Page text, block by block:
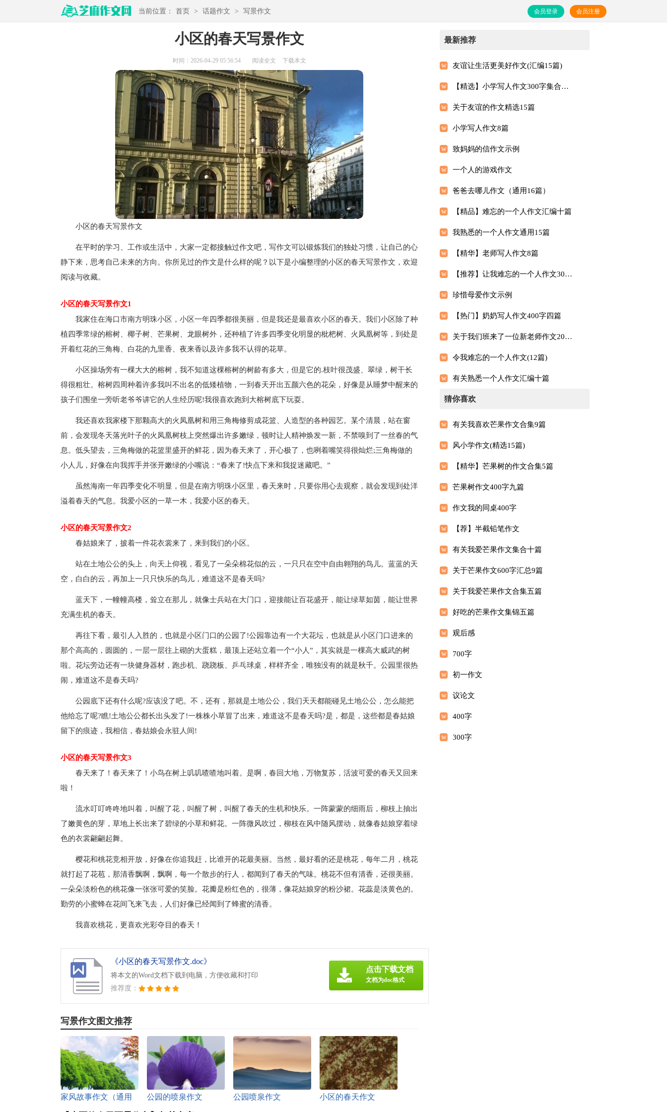
当前位置： 首页 > 话题作文 > 写景作文 会员登录 会员注册
小区的春天写景作文
时间：2026-04-29 05:56:54 阅读全文 下载本文
小区的春天写景作文
在平时的学习、工作或生活中，大家一定都接触过作文吧，写作文可以锻炼我们的独处习惯，让自己的心
静下来，思考自己未来的方向。你所见过的作文是什么样的呢？以下是小编整理的小区的春天写景作文，欢迎
阅读与收藏。
小区的春天写景作文1
我家住在海口市南方明珠小区，小区一年四季都很美丽，但是我还是最喜欢小区的春天。我们小区除了种
植四季常绿的榕树、椰子树、芒果树、龙眼树外，还种植了许多四季变化明显的枇杷树、火凤凰树等，到处是
开着红花的三角梅、白花的九里香、夜来香以及许多我不认得的花草。
小区操场旁有一棵大大的榕树，我不知道这棵榕树的树龄有多大，但是它的.枝叶很茂盛、翠绿，树干长
得很粗壮。榕树四周种着许多我叫不出名的低矮植物，一到春天开出五颜六色的花朵，好像是从睡梦中醒来的
孩子们围坐一旁听老爷爷讲它的人生经历呢!我很喜欢跑到大榕树底下玩耍。
我还喜欢我家楼下那颗高大的火凤凰树和用三角梅修剪成花篮、人造型的各种园艺。某个清晨，站在窗
前，会发现冬天落光叶子的火凤凰树枝上突然爆出许多嫩绿，顿时让人精神焕发一新，不禁嗅到了一丝春的气
息。低头望去，三角梅做的花篮里盛开的鲜花，因为春天来了，开心极了，也咧着嘴笑得很灿烂;三角梅做的
小人儿，好像在向我挥手并张开嫩绿的小嘴说：“春来了!快点下来和我捉迷藏吧。”
虽然海南一年四季变化不明显，但是在南方明珠小区里，春天来时，只要你用心去观察，就会发现到处洋
溢着春天的气息。我爱小区的一草一木，我爱小区的春天。
小区的春天写景作文2
春姑娘来了，披着一件花衣裳来了，来到我们的小区。
站在土地公公的头上，向天上仰视，看见了一朵朵棉花似的云，一只只在空中自由翱翔的鸟儿。蓝蓝的天
空，白白的云，再加上一只只快乐的鸟儿，难道这不是春天吗?
蓝天下，一幢幢高楼，耸立在那儿，就像士兵站在大门口，迎接能让百花盛开，能让绿草如茵，能让世界
充满生机的春天。
再往下看，最引人入胜的，也就是小区门口的公园了!公园靠边有一个大花坛，也就是从小区门口进来的
那个高高的，圆圆的，一层一层往上砌的大蛋糕，最顶上还站立着一个“小人”，其实就是一棵高大威武的树
啦。花坛旁边还有一块健身器材，跑步机、跷跷板、乒乓球桌，样样齐全，唯独没有的就是秋千。公园里很热
闹，难道这不是春天吗?
公园底下还有什么呢?应该没了吧。不，还有，那就是土地公公，我们天天都能碰见土地公公，怎么能把
他给忘了呢?瞧!土地公公都长出头发了!一株株小草冒了出来，难道这不是春天吗?是，都是，这些都是春姑娘
留下的痕迹，我相信，春姑娘会永驻人间!
小区的春天写景作文3
春天来了！春天来了！小鸟在树上叽叽喳喳地叫着。是啊，春回大地，万物复苏，活波可爱的春天又回来
啦！
流水叮叮咚咚地叫着，叫醒了花，叫醒了树，叫醒了春天的生机和快乐。一阵蒙蒙的细雨后，柳枝上抽出
了嫩黄色的芽，草地上长出来了碧绿的小草和鲜花。一阵微风吹过，柳枝在风中随风摆动，就像春姑娘穿着绿
色的衣裳翩翩起舞。
樱花和桃花竞相开放，好像在你追我赶，比谁开的花最美丽。当然，最好看的还是桃花，每年二月，桃花
就打起了花苞，那清香飘啊，飘啊，每一个散步的行人，都闻到了春天的气味。桃花不但有清香，还很美丽。
一朵朵淡粉色的桃花像一张张可爱的笑脸。花瓣是粉红色的，很薄，像花姑娘穿的粉沙裙。花蕊是淡黄色的。
勤劳的小蜜蜂在花间飞来飞去，人们好像已经闻到了蜂蜜的清香。
我喜欢桃花，更喜欢光彩夺目的春天！
《小区的春天写景作文.doc》
将本文的Word文档下载到电脑，方便收藏和打印
推荐度：
点击下载文档
文档为doc格式
写景作文图文推荐
家风故事作文（通用
公园的喷泉作文 公园喷泉作文 小区的春天作文
最新推荐
友谊让生活更美好作文(汇编15篇)
【精选】小学写人作文300字集合10篇
关于友谊的作文精选15篇
小学写人作文8篇
致妈妈的信作文示例
一个人的游戏作文
爸爸去哪儿作文（通用16篇）
【精品】难忘的一个人作文汇编十篇
我熟悉的一个人作文通用15篇
【精华】老师写人作文8篇
【推荐】让我难忘的一个人作文300字4篇
珍惜母爱作文示例
【热门】奶奶写人作文400字四篇
关于我们班来了一位新老师作文200字（精选15篇）
令我难忘的一个人作文(12篇)
有关熟悉一个人作文汇编十篇
猜你喜欢
有关我喜欢芒果作文合集9篇
风小学作文(精选15篇)
【精华】芒果树的作文合集5篇
芒果树作文400字九篇
作文我的同桌400字
【荐】半截铅笔作文
有关我爱芒果作文集合十篇
关于芒果作文600字汇总9篇
关于我爱芒果作文合集五篇
好吃的芒果作文集锦五篇
观后感
700字
初一作文
议论文
400字
300字